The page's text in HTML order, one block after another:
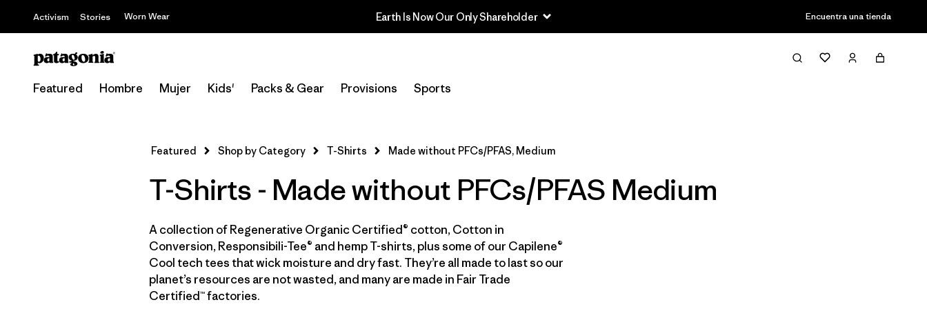
Activism Stories Worn Wear Read Our Work in Progress Report Encuentra una tienda
Featured Hombre Mujer Kids' Packs & Gear Provisions Sports
Filter & Sort
Selecciona una tienda
Filtrar por
Price
Filtrar por
Size 1
Filtrar por
Fit
Filtrar por
Color
Featured Shop by Category T-Shirts Made without PFCs/PFAS, Medium
T-Shirts - Made without PFCs/PFAS Medium
A collection of Regenerative Organic Certified® cotton, Cotton in
Conversion, Responsibili-Tee® and hemp T-shirts, plus some of our Capilene®
Cool tech tees that wick moisture and dry fast. They’re all made to last so our
planet’s resources are not wasted, and many are made in Fair Trade
Certified™ factories.